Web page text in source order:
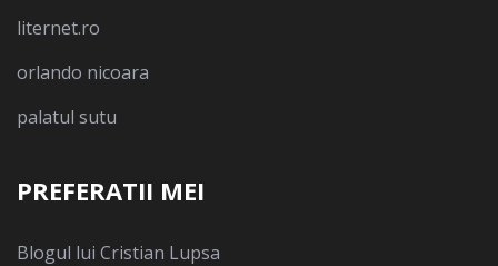
liternet.ro
orlando nicoara
palatul sutu
PREFERATII MEI
Blogul lui Cristian Lupsa